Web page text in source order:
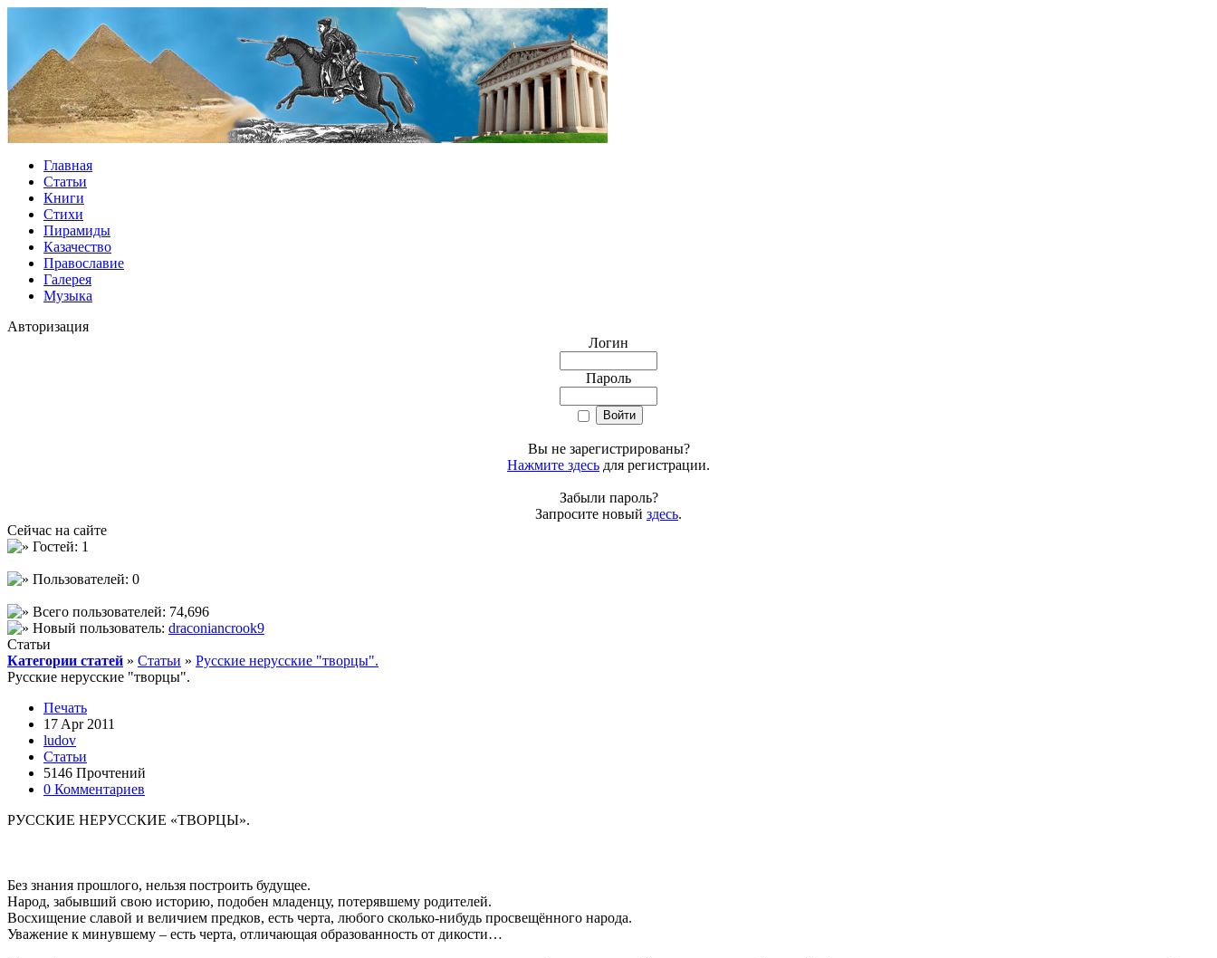
Главная
Статьи
Книги
Стихи
Пирамиды
Казачество
Православие
Галерея
Музыка
Авторизация
Логин
Пароль
Вы не зарегистрированы?
Нажмите здесь для регистрации.
Забыли пароль?
Запросите новый здесь.
Сейчас на сайте
Гостей: 1
Пользователей: 0
Всего пользователей: 74,696
Новый пользователь: draconiancrook9
Статьи
Категории статей » Статьи » Русские нерусские "творцы".
Русские нерусские "творцы".
Печать
17 Apr 2011
ludov
Статьи
5146 Прочтений
0 Комментариев
РУССКИЕ НЕРУССКИЕ «ТВОРЦЫ».
Без знания прошлого, нельзя построить будущее.
Народ, забывший свою историю, подобен младенцу, потерявшему родителей.
Восхищение славой и величием предков, есть черта, любого сколько-нибудь просвещённого народа.
Уважение к минувшему – есть черта, отличающая образованность от дикости…